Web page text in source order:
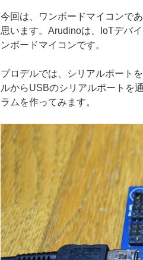
ン
タ
ラ
シ
ョ
ン
作
品
を
作
る”
今回は、ワンボードマイコンで
思います。Arudinoは、IoTデバ
ンボードマイコンです。
プロデルでは、シリアルポート
ルからUSBのシリアルポートを
ラムを作ってみます。